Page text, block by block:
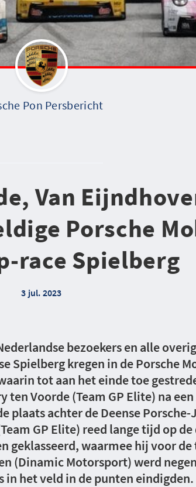
Pon Persbericht
Van
Porsche
race Spielberg
3 jul. 2023
bezoekers en alle
Spielberg kregen in de Porsche
tot aan het einde toe
Voorde (Team GP Elite) na
plaats achter de Deense
GP Elite) reed lange tijd op
geklasseerd, waarmee hij voor
(Dinamic Motorsport) werd
in het veld in de punten eindigden.